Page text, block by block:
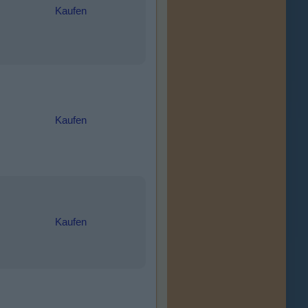
Kaufen
Kaufen
Kaufen